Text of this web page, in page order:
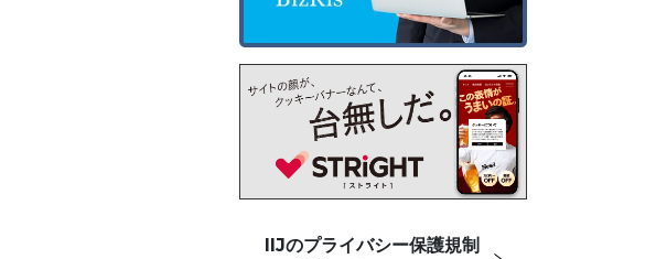
IIJのプライバシー保護規制